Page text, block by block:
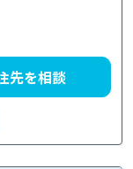
先を相談